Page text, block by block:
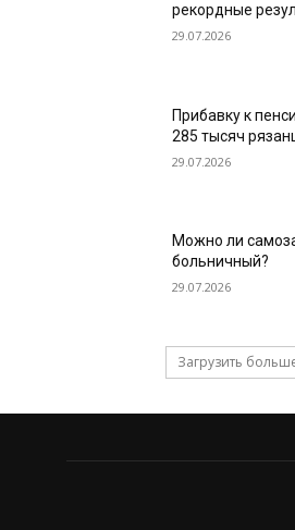
рекордные
29.07.2026
Прибавку к
285 тысяч
29.07.2026
Можно ли
больничный?
29.07.2026
Загрузить